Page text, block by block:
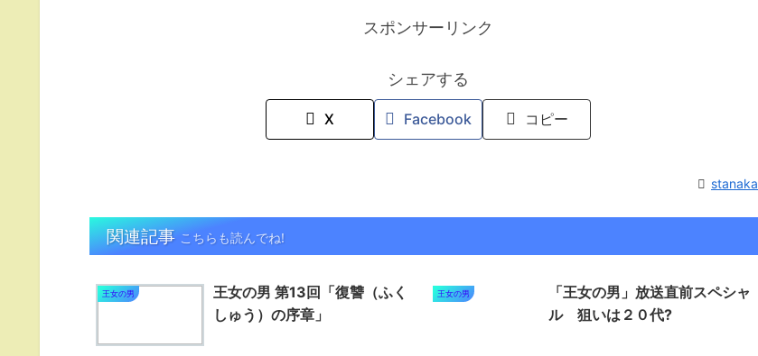
スポンサーリンク
シェアする
X Facebook コピー
stanaka
関連記事こちらも読んでね!
王女の男
王女の男 第13回「復讐（ふく
しゅう）の序章」
王女の男
「王女の男」放送直前スペシャ
ル 狙いは２０代?